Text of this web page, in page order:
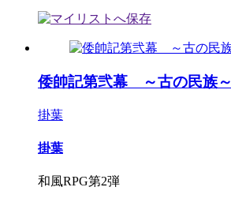
倭帥記第弐幕 ～古の民族～
掛葉
掛葉
和風RPG第2弾